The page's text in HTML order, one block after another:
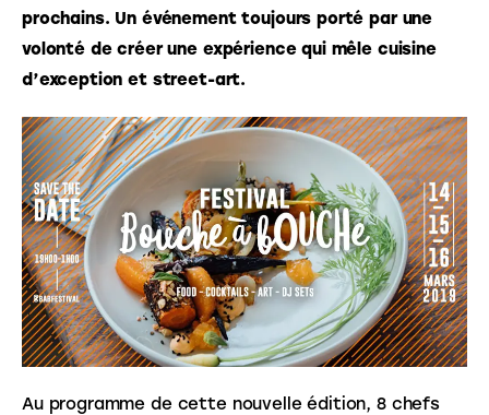
prochains. Un événement toujours porté par une
volonté de créer une expérience qui mêle cuisine
d’exception et street-art.
Au programme de cette nouvelle édition, 8 chefs